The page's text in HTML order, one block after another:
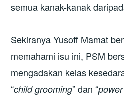
semua kanak-kanak
Sekiranya Yusoff Mamat
memahami isu ini, PSM
mengadakan kelas
“child grooming” dan “